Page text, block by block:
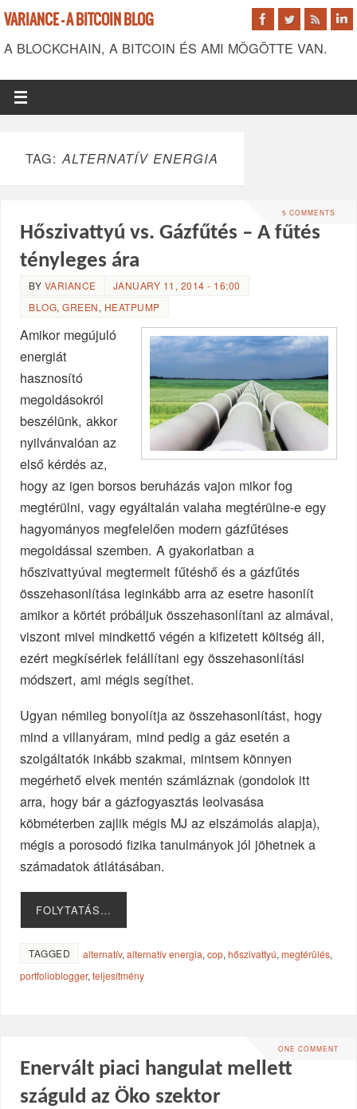
VARIANCE - A BITCOIN BLOG
A BLOCKCHAIN, A BITCOIN ÉS AMI MÖGÖTTE VAN.
TAG:ALTERNATÍV ENERGIA
5 COMMENTS
Hőszivattyú vs. Gázfűtés – A fűtés
tényleges ára
BY VARIANCE
JANUARY 11, 2014 - 16:00
BLOG,GREEN, HEATPUMP
Amikor megújuló
energiát
hasznosító
megoldásokról
beszélünk, akkor
nyilvánvalóan az
első kérdés az,
hogy az igen borsos beruházás vajon mikor fog
megtérülni, vagy egyáltalán valaha megtérülne-e egy
hagyományos megfelelően modern gázfűtéses
megoldással szemben. A gyakorlatban a
hőszivattyúval megtermelt fűtéshő és a gázfűtés
összehasonlítása leginkább arra az esetre hasonlít
amikor a körtét próbáljuk összehasonlítani az almával,
viszont mivel mindkettő végén a kifizetett költség áll,
ezért megkísérlek felállítani egy összehasonlítási
módszert, ami mégis segíthet.
Ugyan némileg bonyolítja az összehasonlítást, hogy
mind a villanyáram, mind pedig a gáz esetén a
szolgáltatók inkább szakmai, mintsem könnyen
megérhető elvek mentén számláznak (gondolok itt
arra, hogy bár a gázfogyasztás leolvasása
köbméterben zajlik mégis MJ az elszámolás alapja),
mégis a porosodó fizika tanulmányok jól jöhetnek a
számadatok átlátásában.
FOLYTATÁS…
TAGGED alternatív,alternatív energia,cop,hőszivattyú,megtérülés,
portfolioblogger,teljesítmény
ONE COMMENT
Enervált piaci hangulat mellett
száguld az Öko szektor